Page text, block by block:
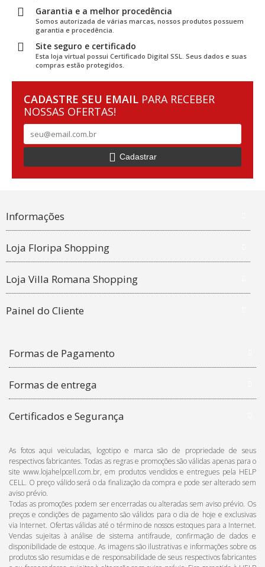
Garantia e a melhor procedência
Somos autorizada de várias marcas, nossos produtos possuem
garantia e procedência.
Site seguro e certificado
Esta loja virtual possui Certificado Digital SSL. Seus dados e suas
compras estão protegidos.
CADASTRE SEU EMAIL PARA RECEBER
NOSSAS OFERTAS!
Cadastrar
Informações
Loja Floripa Shopping
Loja Villa Romana Shopping
Painel do Cliente
Formas de Pagamento
Formas de entrega
Certificados e Segurança
As fotos aqui veiculadas, logotipo e marca são de propriedade de seus
respectivos fabricantes. Todas as regras e promoções são válidas apenas para o
site www.lojahelpcell.com.br, em produtos vendidos e entregues pela HELP
CELL. O preço válido será o da finalização da compra e pode ser alterado sem
aviso prévio.
Todas as promoções podem ser encerradas ou alteradas sem aviso prévio. Os
preços e condições de pagamento são válidos para o dia de hoje e exclusivas
via Internet. Ofertas válidas até o término de nossos estoques para a Internet.
Vendas sujeitas à análise de sistema antifraude, confirmação de dados e
disponibilidade de estoque. As imagens são ilustrativas e informações sobre os
produtos são resumidas e de responsabilidade de seus respectivos fabricantes